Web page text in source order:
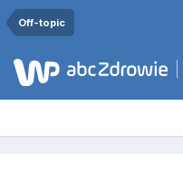
Off-topic